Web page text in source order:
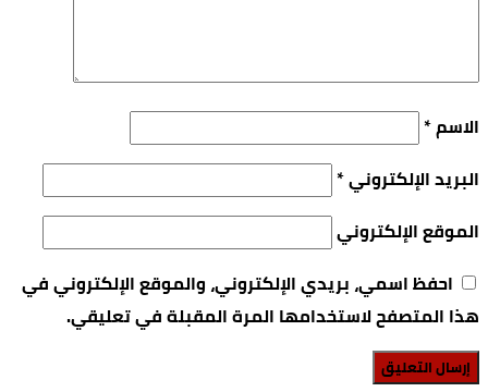
الاسم*
البريد الإلكتروني*
الموقع الإلكتروني
احفظ اسمي، بريدي الإلكتروني، والموقع الإلكتروني في
هذا المتصفح لاستخدامها المرة المقبلة في تعليقي.